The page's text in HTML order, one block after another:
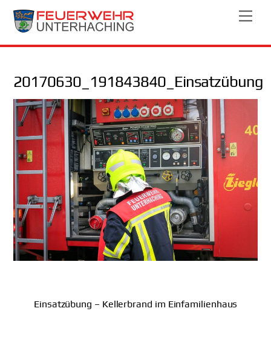
Skip
20170630_191843840_Einsatzübung
Einsatzübung – Kellerbrand im Einfamilienhaus